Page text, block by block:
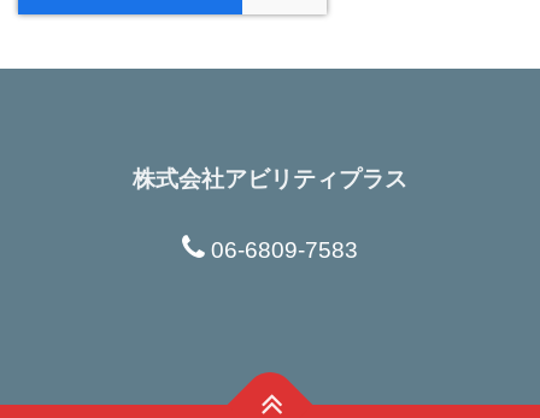
株式会社アビリティプラス